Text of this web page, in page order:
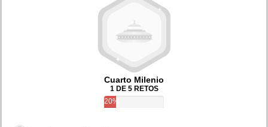
Cuarto Milenio
1 DE 5 RETOS
20%